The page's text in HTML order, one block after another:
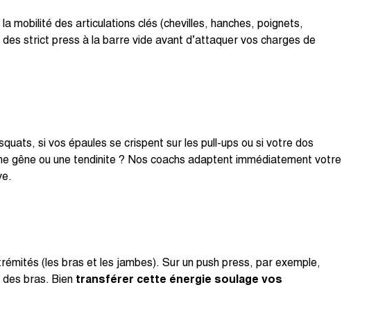
mobilité des articulations clés (chevilles, hanches, poignets,
strict press à la barre vide avant d’attaquer vos charges de
si vos épaules se crispent sur les pull-ups ou si votre dos
gêne ou une tendinite ? Nos coachs adaptent immédiatement votre
(les bras et les jambes). Sur un push press, par exemple,
des bras. Bien transférer cette énergie soulage vos